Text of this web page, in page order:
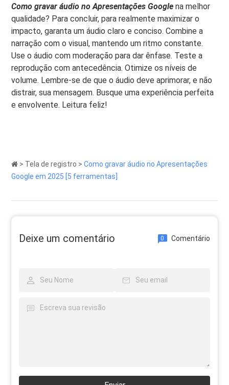
Como gravar áudio no Apresentações Google na melhor
qualidade? Para concluir, para realmente maximizar o
impacto, garanta um áudio claro e conciso. Combine a
narração com o visual, mantendo um ritmo constante.
Use o áudio com moderação para dar ênfase. Teste a
reprodução com antecedência. Otimize os níveis de
volume. Lembre-se de que o áudio deve aprimorar, e não
distrair, sua mensagem. Busque uma experiência perfeita
e envolvente. Leitura feliz!
> Tela de registro >Como gravar áudio no Apresentações
Google em 2025 [5 ferramentas]
Deixe um comentário 0 Comentário